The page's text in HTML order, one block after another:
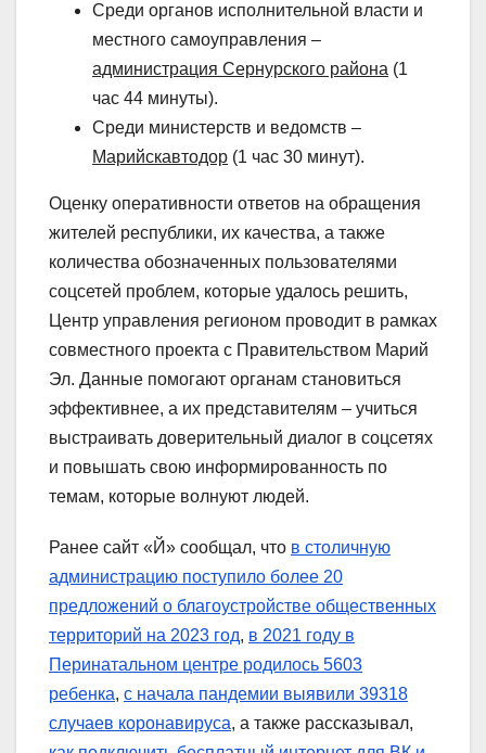
Среди органов исполнительной власти и
местного самоуправления –
администрация Сернурского района (1
час 44 минуты).
Среди министерств и ведомств –
Марийскавтодор (1 час 30 минут).
Оценку оперативности ответов на обращения
жителей республики, их качества, а также
количества обозначенных пользователями
соцсетей проблем, которые удалось решить,
Центр управления регионом проводит в рамках
совместного проекта с Правительством Марий
Эл. Данные помогают органам становиться
эффективнее, а их представителям – учиться
выстраивать доверительный диалог в соцсетях
и повышать свою информированность по
темам, которые волнуют людей.
Ранее сайт «Й» сообщал, что в столичную
администрацию поступило более 20
предложений о благоустройстве общественных
территорий на 2023 год, в 2021 году в
Перинатальном центре родилось 5603
ребенка, с начала пандемии выявили 39318
случаев коронавируса, а также рассказывал,